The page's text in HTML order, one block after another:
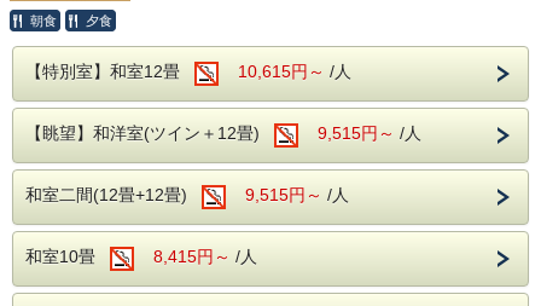
■温泉のご案内
自家源泉の湯檜曽温泉で、
大好評の大浴場をご利用くださいませ。
※チェックイン時刻が18：00を過ぎるようでしたらご連絡
をお願いいたします。
うなぎで活力チャージ！
食べ方色々のうなぎの蒲焼が期間限定で
バイキングに登場します！
普段はなかなか手が出しにくい鰻も、
バイキングなら思う存分お楽しみいただけます。
暑い夏を乗り切るごちそうを、
朝食 夕食
【特別室】和室12畳 10,615円～ /人
【眺望】和洋室(ツイン＋12畳) 9,515円～ /人
和室二間(12畳+12畳) 9,515円～ /人
和室10畳 8,415円～ /人